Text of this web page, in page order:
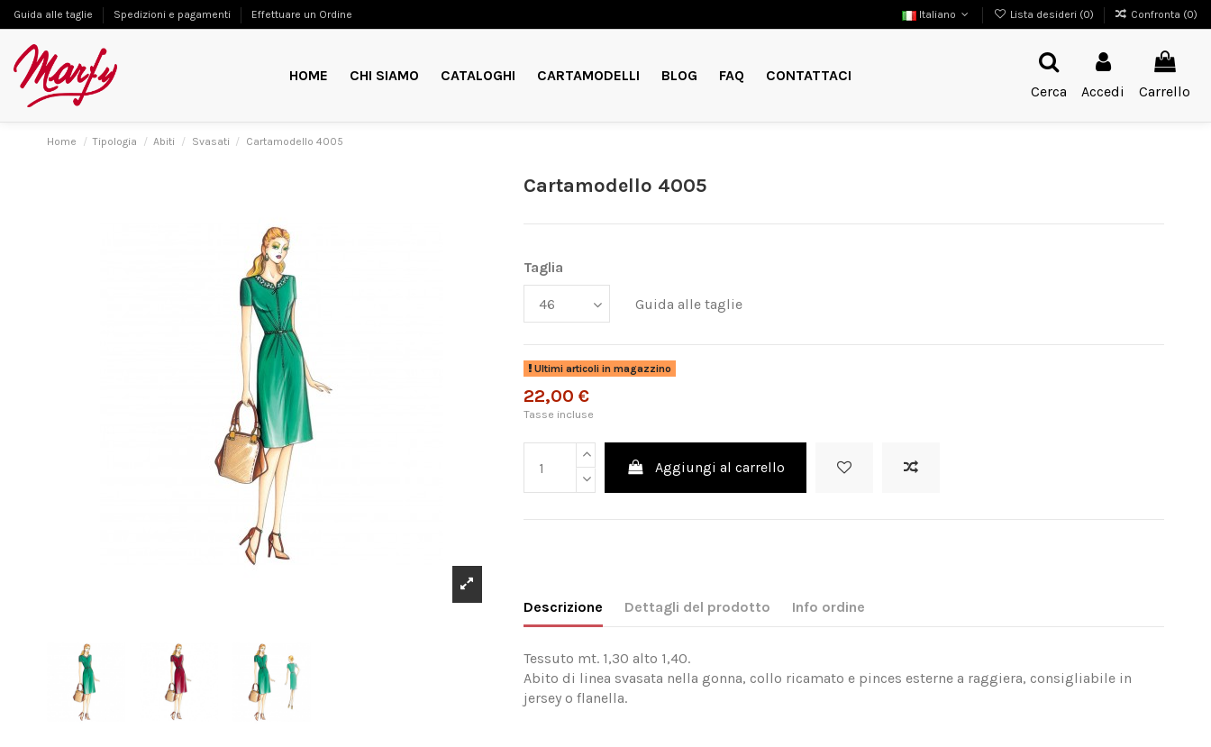
Guida alle taglie Spedizioni e pagamenti Effettuare un Ordine Italiano Lista desideri (0) Confronta (0)
HOME CHI SIAMO CATALOGHI CARTAMODELLI BLOG FAQ
CONTATTACI
Cerca
Accedi Carrello
Home Tipologia Abiti Svasati Cartamodello 4005
Cartamodello 4005
Taglia
Guida alle taglie
Ultimi articoli in magazzino
22,00 €
Tasse incluse
Aggiungi al carrello
Descrizione Dettagli del prodotto Info ordine
Tessuto mt. 1,30 alto 1,40.
Abito di linea svasata nella gonna, collo ricamato e pinces esterne a raggiera, consigliabile in
jersey o flanella.